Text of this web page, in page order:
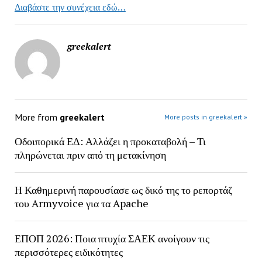
Διαβάστε την συνέχεια εδώ…
greekalert
More from greekalert More posts in greekalert »
Οδοιπορικά ΕΔ: Αλλάζει η προκαταβολή – Τι
πληρώνεται πριν από τη μετακίνηση
Η Καθημερινή παρουσίασε ως δικό της το ρεπορτάζ
του Armyvoice για τα Apache
ΕΠΟΠ 2026: Ποια πτυχία ΣΑΕΚ ανοίγουν τις
περισσότερες ειδικότητες